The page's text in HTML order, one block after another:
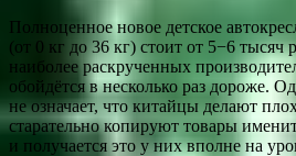
Полноценное новое детское
(от 0 кг до 36 кг) стоит от 5−6 тысяч
наиболее раскрученных
обойдётся в несколько раз дороже.
не означает, что китайцы делают
старательно копируют товары
и получается это у них вполне на